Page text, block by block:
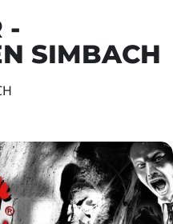
-
SIMBACH